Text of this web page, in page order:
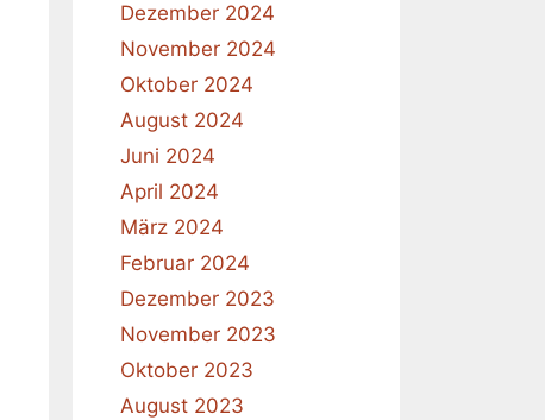
Dezember 2024
November 2024
Oktober 2024
August 2024
Juni 2024
April 2024
März 2024
Februar 2024
Dezember 2023
November 2023
Oktober 2023
August 2023